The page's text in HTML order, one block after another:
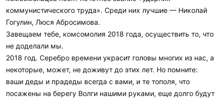
коммунистического труда». Среди них лучшие — Николай
Гогулин, Люся Абросимова.
Завещаем тебе, комсомолия 2018 года, осуществить то, что
не доделали мы.
2018 год. Серебро времени украсит головы многих из нас, а
некоторые, может, не доживут до этих лет. Но помните:
ваши деды и прадеды всегда с вами, и те тополя, что
посажены на берегу Волги нашими руками, еще долго будут